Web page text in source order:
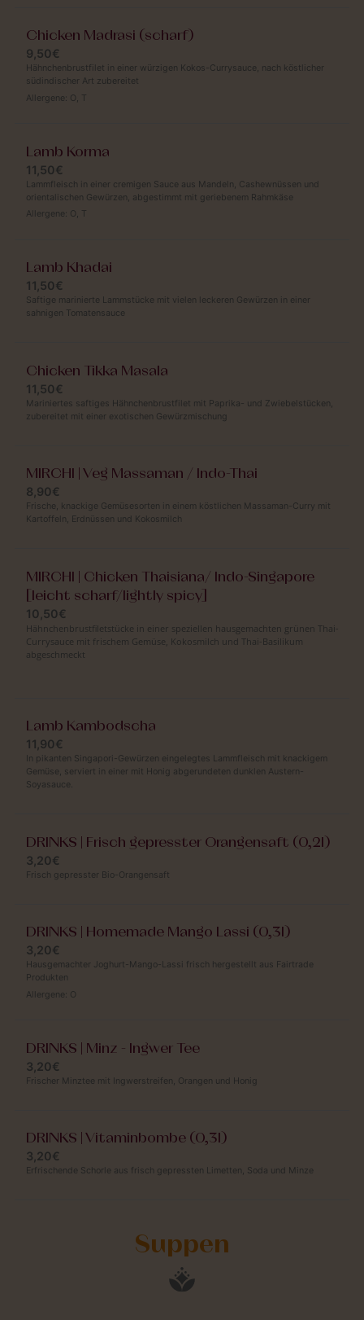
Chicken Madrasi (scharf)
9,50€
Hähnchenbrustfilet in einer würzigen Kokos-Currysauce, nach köstlicher
südindischer Art zubereitet
Allergene: O, T
Lamb Korma
11,50€
Lammfleisch in einer cremigen Sauce aus Mandeln, Cashewnüssen und
orientalischen Gewürzen, abgestimmt mit geriebenem Rahmkäse
Allergene: O, T
Lamb Khadai
11,50€
Saftige marinierte Lammstücke mit vielen leckeren Gewürzen in einer
sahnigen Tomatensauce
Chicken Tikka Masala
11,50€
Mariniertes saftiges Hähnchenbrustfilet mit Paprika- und Zwiebelstücken,
zubereitet mit einer exotischen Gewürzmischung
MIRCHI | Veg Massaman / Indo-Thai
8,90€
Frische, knackige Gemüsesorten in einem köstlichen Massaman-Curry mit
Kartoffeln, Erdnüssen und Kokosmilch
MIRCHI | Chicken Thaisiana/ Indo-Singapore
[leicht scharf/lightly spicy]
10,50€
Hähnchenbrustfiletstücke in einer speziellen hausgemachten grünen Thai-
Currysauce mit frischem Gemüse, Kokosmilch und Thai-Basilikum
abgeschmeckt
Lamb Kambodscha
11,90€
In pikanten Singapori-Gewürzen eingelegtes Lammfleisch mit knackigem
Gemüse, serviert in einer mit Honig abgerundeten dunklen Austern-
Soyasauce.
DRINKS | Frisch gepresster Orangensaft (0,2l)
3,20€
Frisch gepresster Bio-Orangensaft
DRINKS | Homemade Mango Lassi (0,3l)
3,20€
Hausgemachter Joghurt-Mango-Lassi frisch hergestellt aus Fairtrade
Produkten
Allergene: O
DRINKS | Minz - Ingwer Tee
3,20€
Frischer Minztee mit Ingwerstreifen, Orangen und Honig
DRINKS | Vitaminbombe (0,3l)
3,20€
Erfrischende Schorle aus frisch gepressten Limetten, Soda und Minze
Suppen